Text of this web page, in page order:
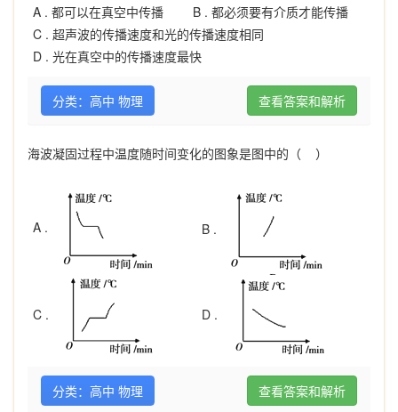
A . 都可以在真空中传播 B . 都必须要有介质才能传播
C . 超声波的传播速度和光的传播速度相同
D . 光在真空中的传播速度最快
分类：高中 物理 查看答案和解析
海波凝固过程中温度随时间变化的图象是图中的（ ）
A . B .
C . D .
分类：高中 物理 查看答案和解析